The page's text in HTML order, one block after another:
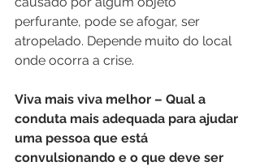
perfurante, pode se afogar, ser
atropelado. Depende muito do local
onde ocorra a crise.
Viva mais viva melhor – Qual a
conduta mais adequada para ajudar
uma pessoa que está
convulsionando e o que deve ser